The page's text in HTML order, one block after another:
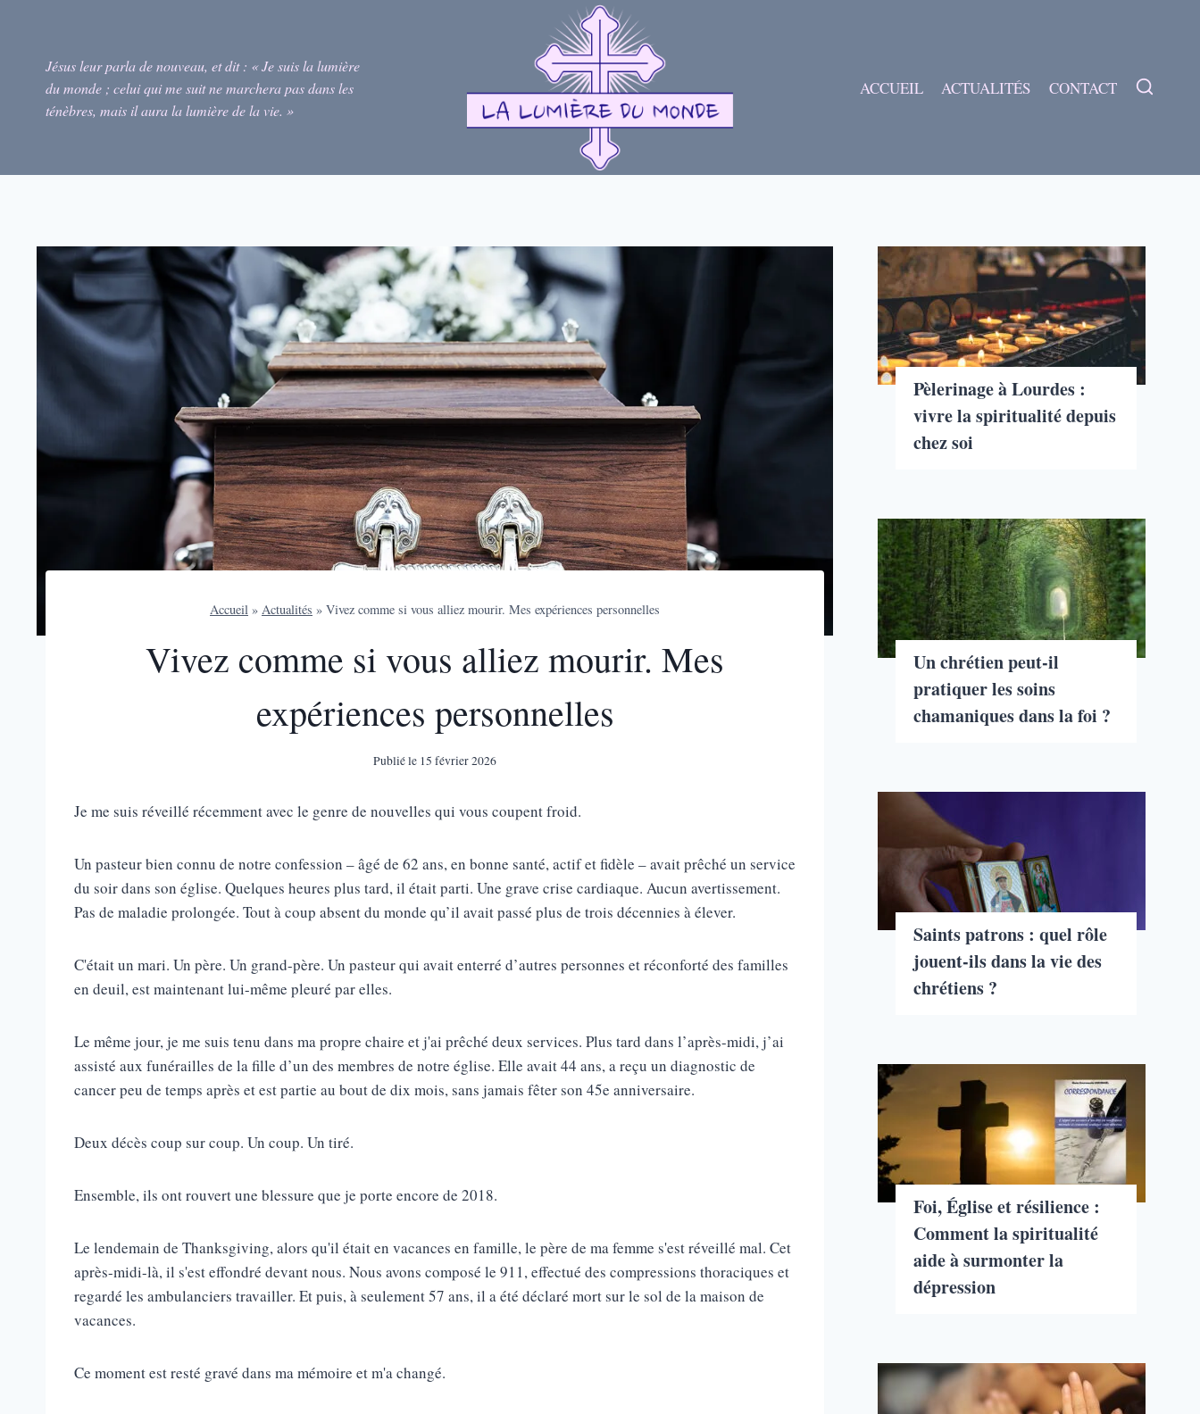
Jésus leur parla de nouveau, et dit : « Je suis la lumière
du monde ; celui qui me suit ne marchera pas dans les
ténèbres, mais il aura la lumière de la vie. »
ACCUEIL ACTUALITÉS CONTACT
Accueil » Actualités » Vivez comme si vous alliez mourir. Mes expériences personnelles
Vivez comme si vous alliez mourir. Mes
expériences personnelles
Publié le 15 février 2026
Je me suis réveillé récemment avec le genre de nouvelles qui vous coupent froid.
Un pasteur bien connu de notre confession – âgé de 62 ans, en bonne santé, actif et fidèle – avait prêché un service
du soir dans son église. Quelques heures plus tard, il était parti. Une grave crise cardiaque. Aucun avertissement.
Pas de maladie prolongée. Tout à coup absent du monde qu’il avait passé plus de trois décennies à élever.
C'était un mari. Un père. Un grand-père. Un pasteur qui avait enterré d’autres personnes et réconforté des familles
en deuil, est maintenant lui-même pleuré par elles.
Le même jour, je me suis tenu dans ma propre chaire et j'ai prêché deux services. Plus tard dans l’après-midi, j’ai
assisté aux funérailles de la fille d’un des membres de notre église. Elle avait 44 ans, a reçu un diagnostic de
cancer peu de temps après et est partie au bout de dix mois, sans jamais fêter son 45e anniversaire.
Deux décès coup sur coup. Un coup. Un tiré.
Ensemble, ils ont rouvert une blessure que je porte encore de 2018.
Le lendemain de Thanksgiving, alors qu'il était en vacances en famille, le père de ma femme s'est réveillé mal. Cet
après-midi-là, il s'est effondré devant nous. Nous avons composé le 911, effectué des compressions thoraciques et
regardé les ambulanciers travailler. Et puis, à seulement 57 ans, il a été déclaré mort sur le sol de la maison de
vacances.
Ce moment est resté gravé dans ma mémoire et m'a changé.
Pèlerinage à Lourdes :
vivre la spiritualité depuis
chez soi
Un chrétien peut-il
pratiquer les soins
chamaniques dans la foi ?
Saints patrons : quel rôle
jouent-ils dans la vie des
chrétiens ?
Foi, Église et résilience :
Comment la spiritualité
aide à surmonter la
dépression